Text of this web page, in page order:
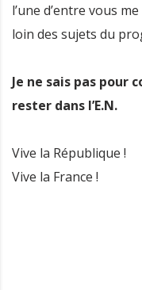
l’une d’entre vous
loin des sujets du
Je ne sais pas pour
rester dans l’E.N.
Vive la République !
Vive la France !